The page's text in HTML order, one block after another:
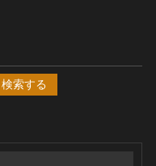
検索する